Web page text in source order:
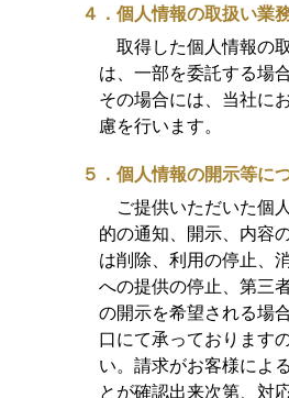
４．個人情報の取扱い業
取得した個人情報の
は、一部を委託する場
その場合には、当社に
慮を行います。
５．個人情報の開示等に
ご提供いただいた個
的の通知、開示、内容
は削除、利用の停止、
への提供の停止、第三
の開示を希望される場
口にて承っております
い。請求がお客様によ
とが確認出来次第、対